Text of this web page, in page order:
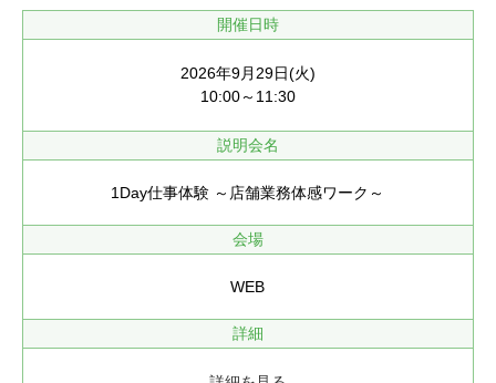
開催日時
2026年9月29日(火)
10:00～11:30
説明会名
1Day仕事体験 ～店舗業務体感ワーク～
会場
WEB
詳細